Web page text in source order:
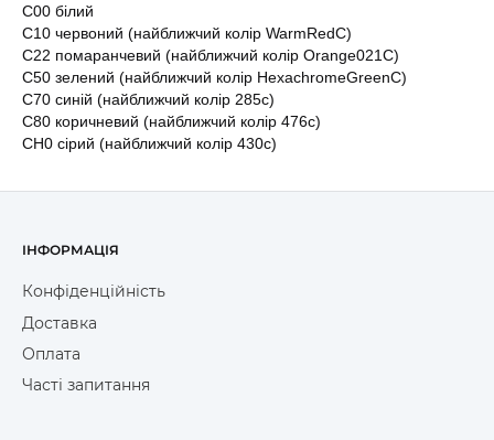
C00 білий
С10 червоний (найближчий колір WarmRedC)
С22 помаранчевий (найближчий колір Orange021C)
С50 зелений (найближчий колір HexachromeGreenC)
С70 синій (найближчий колір 285c)
C80 коричневий (найближчий колір 476c)
CH0 сірий (найближчий колір 430c)
ІНФОРМАЦІЯ
Конфіденційність
Доставка
Оплата
Часті запитання